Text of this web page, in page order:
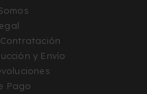
y Envío
Pago